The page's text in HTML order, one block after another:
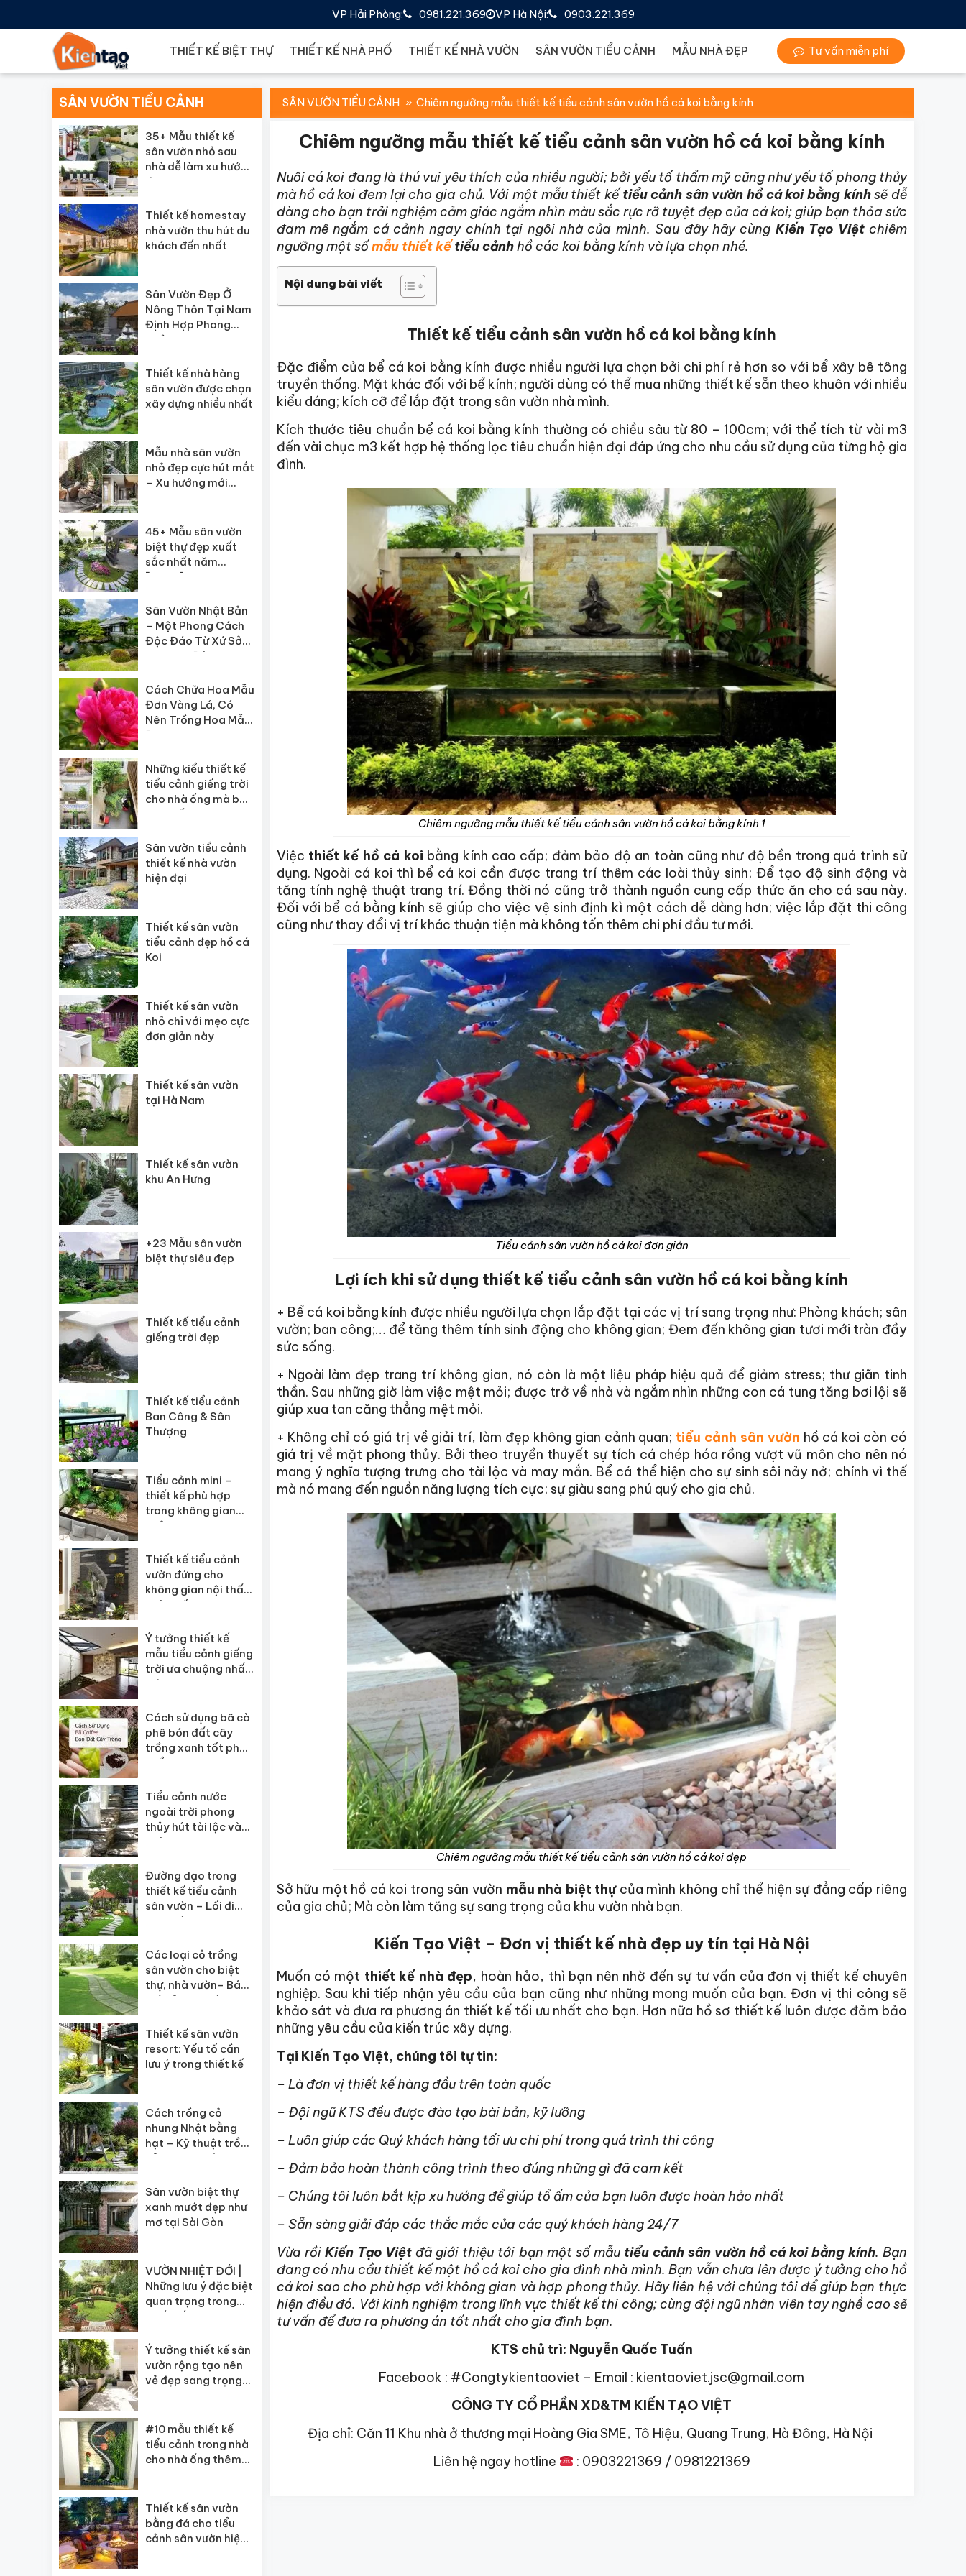
VP Hà Nội: 0903.221.369
VP Hải Phòng: 0981.221.369
THIẾT KẾ BIỆT THỰ THIẾT KẾ NHÀ PHỐ THIẾT KẾ NHÀ VƯỜN SÂN VƯỜN TIỂU CẢNH MẪU NHÀ ĐẸP Tư vấn miễn phí
SÂN VƯỜN TIỂU CẢNH Chiêm ngưỡng mẫu thiết kế tiểu cảnh sân vườn hồ cá koi bằng kính
Chiêm ngưỡng mẫu thiết kế tiểu cảnh sân vườn hồ cá koi bằng kính
Nuôi cá koi đang là thú vui yêu thích của nhiều người; bởi yếu tố thẩm mỹ cũng như yếu tố phong thủy
mà hồ cá koi đem lại cho gia chủ. Với một mẫu thiết kếtiểu cảnh sân vườn hồ cá koi bằng kínhsẽ dễ
dàng cho bạn trải nghiệm cảm giác ngắm nhìn màu sắc rực rỡ tuyệt đẹp của cá koi; giúp bạn thỏa sức
đam mê ngắm cá cảnh ngay chính tại ngôi nhà của mình. Sau đây hãy cùng Kiến Tạo Việt chiêm
ngưỡng một sốmẫu thiết kếtiểu cảnhhồ các koi bằng kính và lựa chọn nhé.
Nội dung bài viết
Thiết kế tiểu cảnh sân vườn hồ cá koi bằng kính
Đặc điểm của bể cá koi bằng kính được nhiều người lựa chọn bởi chi phí rẻ hơn so với bể xây bê tông
truyền thống. Mặt khác đối với bể kính; người dùng có thể mua những thiết kế sẵn theo khuôn với nhiều
kiểu dáng; kích cỡ để lắp đặt trong sân vườn nhà mình.
Kích thước tiêu chuẩn bể cá koi bằng kính thường có chiều sâu từ 80 – 100cm; với thể tích từ vài m3
đến vài chục m3 kết hợp hệ thống lọc tiêu chuẩn hiện đại đáp ứng cho nhu cầu sử dụng của từng hộ gia
đình.
Chiêm ngưỡng mẫu thiết kế tiểu cảnh sân vườn hồ cá koi bằng kính 1
Việc thiết kế hồ cá koi bằng kính cao cấp; đảm bảo độ an toàn cũng như độ bền trong quá trình sử
dụng. Ngoài cá koi thì bể cá koi cần được trang trí thêm các loài thủy sinh; Để tạo độ sinh động và
tăng tính nghệ thuật trang trí. Đồng thời nó cũng trở thành nguồn cung cấp thức ăn cho cá sau này.
Đối với bể cá bằng kính sẽ giúp cho việc vệ sinh định kì một cách dễ dàng hơn; việc lắp đặt thi công
cũng như thay đổi vị trí khác thuận tiện mà không tốn thêm chi phí đầu tư mới.
Tiểu cảnh sân vườn hồ cá koi đơn giản
Lợi ích khi sử dụng thiết kế tiểu cảnh sân vườn hồ cá koi bằng kính
+ Bể cá koi bằng kính được nhiều người lựa chọn lắp đặt tại các vị trí sang trọng như: Phòng khách; sân
vườn; ban công;… để tăng thêm tính sinh động cho không gian; Đem đến không gian tươi mới tràn đầy
sức sống.
+ Ngoài làm đẹp trang trí không gian, nó còn là một liệu pháp hiệu quả để giảm stress; thư giãn tinh
thần. Sau những giờ làm việc mệt mỏi; được trở về nhà và ngắm nhìn những con cá tung tăng bơi lội sẽ
giúp xua tan căng thẳng mệt mỏi.
+ Không chỉ có giá trị về giải trí, làm đẹp không gian cảnh quan; tiểu cảnh sân vườn hồ cá koi còn có
giá trị về mặt phong thủy. Bởi theo truyền thuyết sự tích cá chép hóa rồng vượt vũ môn cho nên nó
mang ý nghĩa tượng trưng cho tài lộc và may mắn. Bể cá thể hiện cho sự sinh sôi nảy nở; chính vì thế
mà nó mang đến nguồn năng lượng tích cực; sự giàu sang phú quý cho gia chủ.
Chiêm ngưỡng mẫu thiết kế tiểu cảnh sân vườn hồ cá koi đẹp
Sở hữu một hồ cá koi trong sân vườn mẫu nhà biệt thựcủa mình không chỉ thể hiện sự đẳng cấp riêng
của gia chủ; Mà còn làm tăng sự sang trọng của khu vườn nhà bạn.
Kiến Tạo Việt – Đơn vị thiết kế nhà đẹp uy tín tại Hà Nội
Muốn có một thiết kế nhà đẹp, hoàn hảo, thì bạn nên nhờ đến sự tư vấn của đơn vị thiết kế chuyên
nghiệp. Sau khi tiếp nhận yêu cầu của bạn cũng như những mong muốn của bạn. Đơn vị thi công sẽ
khảo sát và đưa ra phương án thiết kế tối ưu nhất cho bạn. Hơn nữa hồ sơ thiết kế luôn được đảm bảo
những yêu cầu của kiến trúc xây dựng.
Tại Kiến Tạo Việt, chúng tôi tự tin:
– Là đơn vị thiết kế hàng đầu trên toàn quốc
– Đội ngũ KTS đều được đào tạo bài bản, kỹ lưỡng
– Luôn giúp các Quý khách hàng tối ưu chi phí trong quá trình thi công
– Đảm bảo hoàn thành công trình theo đúng những gì đã cam kết
– Chúng tôi luôn bắt kịp xu hướng để giúp tổ ấm của bạn luôn được hoàn hảo nhất
– Sẵn sàng giải đáp các thắc mắc của các quý khách hàng 24/7
Vừa rồi Kiến Tạo Việtđã giới thiệu tới bạn một số mẫutiểu cảnh sân vườn hồ cá koi bằng kính. Bạn
đang có nhu cầu thiết kế một hồ cá koi cho gia đình nhà mình. Bạn vẫn chưa lên được ý tưởng cho hồ
cá koi sao cho phù hợp với không gian và hợp phong thủy. Hãy liên hệ với chúng tôi để giúp bạn thực
hiện điều đó. Với kinh nghiệm trong lĩnh vực thiết kế thi công; cùng đội ngũ nhân viên tay nghề cao sẽ
tư vấn để đưa ra phương án tốt nhất cho gia đình bạn.
KTS chủ trì: Nguyễn Quốc Tuấn
Facebook : #Congtykientaoviet – Email : kientaoviet.jsc@gmail.com
CÔNG TY CỔ PHẦN XD&TM KIẾN TẠO VIỆT
Địa chỉ: Căn 11 Khu nhà ở thương mại Hoàng Gia SME, Tô Hiệu, Quang Trung, Hà Đông, Hà Nội
Liên hệ ngay hotline
: 0903221369 / 0981221369
SÂN VƯỜN TIỂU CẢNH
35+ Mẫu thiết kế
sân vườn nhỏ sau
nhà dễ làm xu hướng
đẹp
Thiết kế homestay
nhà vườn thu hút du
khách đến nhất
Sân Vườn Đẹp Ở
Nông Thôn Tại Nam
Định Hợp Phong
Thủy
Thiết kế nhà hàng
sân vườn được chọn
xây dựng nhiều nhất
Mẫu nhà sân vườn
nhỏ đẹp cực hút mắt
– Xu hướng mới
45+ Mẫu sân vườn
biệt thự đẹp xuất
sắc nhất năm
[2025]
Sân Vườn Nhật Bản
– Một Phong Cách
Độc Đáo Từ Xứ Sở
Hoa Anh Đào
Cách Chữa Hoa Mẫu
Đơn Vàng Lá, Có
Nên Trồng Hoa Mẫu
Những kiểu thiết kế
tiểu cảnh giếng trời
cho nhà ống mà bạn
nên biết !
Sân vườn tiểu cảnh
thiết kế nhà vườn
hiện đại
Thiết kế sân vườn
tiểu cảnh đẹp hồ cá
Koi
Thiết kế sân vườn
nhỏ chỉ với mẹo cực
đơn giản này
Thiết kế sân vườn
tại Hà Nam
Thiết kế sân vườn
khu An Hưng
+23 Mẫu sân vườn
biệt thự siêu đẹp
Thiết kế tiểu cảnh
giếng trời đẹp
Thiết kế tiểu cảnh
Ban Công & Sân
Thượng
Tiểu cảnh mini –
thiết kế phù hợp
trong không gian
nhỏ
Thiết kế tiểu cảnh
vườn đứng cho
không gian nội thất
nhà phố
Ý tưởng thiết kế
mẫu tiểu cảnh giếng
trời ưa chuộng nhất
hiện nay
Cách sử dụng bã cà
phê bón đất cây
trồng xanh tốt phát
triển mạnh
Tiểu cảnh nước
ngoài trời phong
thủy hút tài lộc vào
nhà
Đường dạo trong
thiết kế tiểu cảnh
sân vườn – Lối đi
sân vườn
Các loại cỏ trồng
sân vườn cho biệt
thự, nhà vườn- Báo
giá cỏ sân vườn
Thiết kế sân vườn
resort: Yếu tố cần
lưu ý trong thiết kế
Cách trồng cỏ
nhung Nhật bằng
hạt – Kỹ thuật trồng
cỏ nhung Nhật
Sân vườn biệt thự
xanh mướt đẹp như
mơ tại Sài Gòn
VƯỜN NHIỆT ĐỚI |
Những lưu ý đặc biệt
quan trọng trong
thiết kế
Ý tưởng thiết kế sân
vườn rộng tạo nên
vẻ đẹp sang trọng
cho ngôi nhà
#10 mẫu thiết kế
tiểu cảnh trong nhà
cho nhà ống thêm
Thiết kế sân vườn
bằng đá cho tiểu
cảnh sân vườn hiện
đại